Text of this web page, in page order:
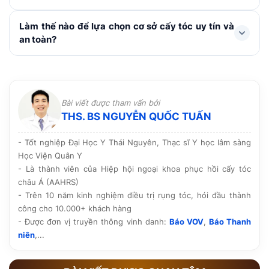
chế vận động mạnh, bơi lội, xông hơi, rượu bia và
thuốc lá. Chú ý dùng thuốc theo chỉ định, chăm sóc và
tái khám đúng lịch.
Với các kỹ thuật hiện đại như FUE, HAT hay cấy sợi dài
PNS, vùng hiến nang và cấy tóc chỉ tạo những vi điểm
Làm thế nào để lựa chọn cơ sở cấy tóc uy tín và
an toàn?
hiện, quy trình vô khuẩn rõ ràng cùng công nghệ tiên
tiến. Ngoài ra, hãy tham khảo hình ảnh thực tế, phản
hồi của khách hàng và chính sách bảo hành, chăm sóc
Bài viết được tham vấn bởi
THS. BS NGUYỄN QUỐC TUẤN
- Tốt nghiệp Đại Học Y Thái Nguyên, Thạc sĩ Y học lâm sàng
Học Viện Quân Y
- Là thành viên của Hiệp hội ngoại khoa phục hồi cấy tóc
châu Á (AAHRS)
- Trên 10 năm kinh nghiệm điều trị rụng tóc, hói đầu thành
công cho 10.000+ khách hàng
- Được đơn vị truyền thông vinh danh: Báo VOV, Báo Thanh
niên,...